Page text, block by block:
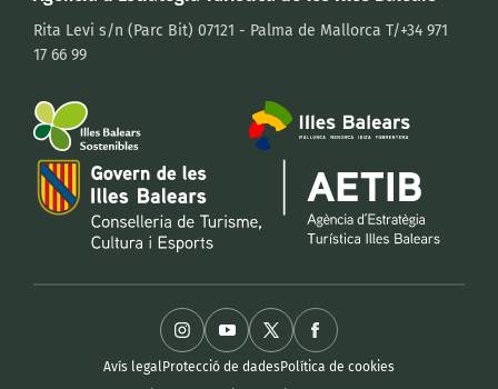
Rita Levi s/n (Parc Bit) 07121 - Palma de Mallorca T/+34 971
17 66 99
Avís legalProtecció de dades Política de cookies